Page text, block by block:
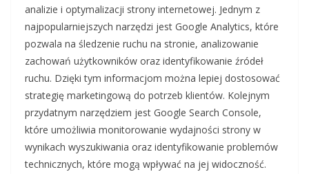
analizie i optymalizacji strony internetowej. Jednym z
najpopularniejszych narzędzi jest Google Analytics, które
pozwala na śledzenie ruchu na stronie, analizowanie
zachowań użytkowników oraz identyfikowanie źródeł
ruchu. Dzięki tym informacjom można lepiej dostosować
strategię marketingową do potrzeb klientów. Kolejnym
przydatnym narzędziem jest Google Search Console,
które umożliwia monitorowanie wydajności strony w
wynikach wyszukiwania oraz identyfikowanie problemów
technicznych, które mogą wpływać na jej widoczność.